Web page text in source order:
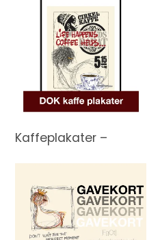
Kaffeplakater –